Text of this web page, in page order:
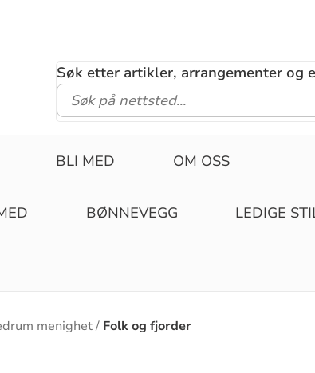
Søk etter artikler, arrangementer og
BLI MED OM OSS
BØNNEVEGG LEDIGE
menighet Folk og fjorder